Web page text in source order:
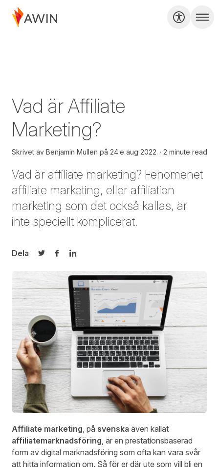
Vad är Affiliate
Marketing?
Skrivet av Benjamin Mullen på 24:e aug 2022. 2 minute read
Vad är affiliate marketing? Fenomenet
affiliate marketing, eller affiliation
marketing som det också kallas, är
inte speciellt komplicerat.
Dela
Dela på Twitter
Dela på Facebook
Dela på LinkedIn
Affiliate marketing , på svenska även kallat
affiliatemarknadsföring , är en prestationsbaserad
form av digital marknadsföring som ofta kan vara svår
att hitta information om. Så för er där ute som vill bli en